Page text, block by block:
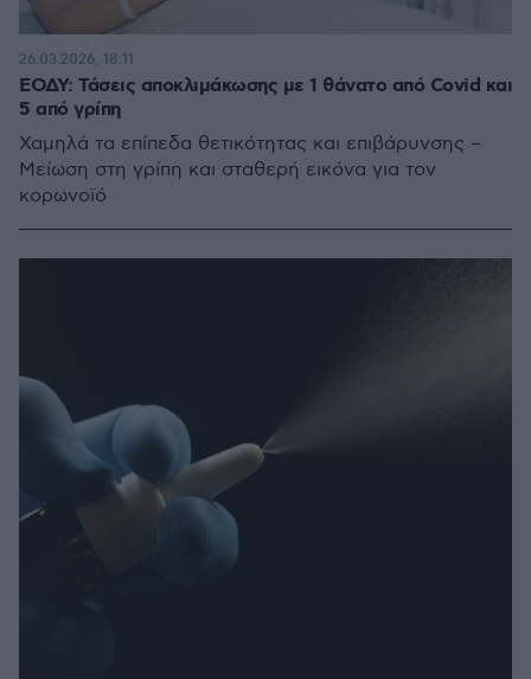
ΕΟΔΥ: Τάσεις αποκλιμάκωσης με 1 θάνατο από Covid και
5 από γρίπη
Χαμηλά τα επίπεδα θετικότητας και επιβάρυνσης –
Μείωση στη γρίπη και σταθερή εικόνα για τον
κορωνοϊό
26.03.2026, 18:11